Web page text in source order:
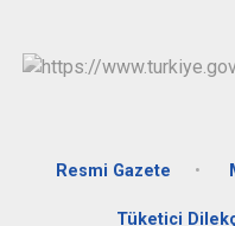
Resmi Gazete
Tüketici